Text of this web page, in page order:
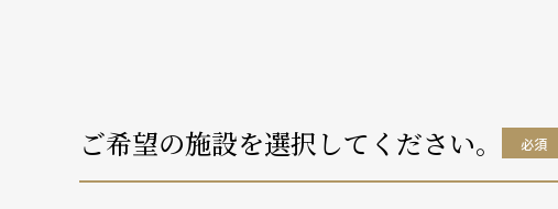
ご希望の施設を選択してください。 必須